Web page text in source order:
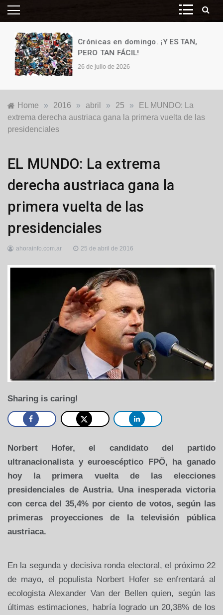
Crónicas en domingo. ¡Y ES TAN,
PERO TAN FÁCIL!
26 de julio de 2026
Home » 2016 » abril » 25 »
EL MUNDO: La
extrema derecha austriaca gana la primera vuelta de las
presidenciales
Internacionales
EL MUNDO: La extrema
derecha austriaca gana la
primera vuelta de las
presidenciales
ahorainfo.com.ar 25 de abril de 2016
Sharing is caring!
Norbert Hofer, el candidato del partido
ultranacionalista y euroescéptico FPÖ, ha ganado
hoy la primera vuelta de las elecciones
presidenciales de Austria. Una inesperada victoria
con cerca del 35,4% por ciento de votos, según las
primeras proyecciones de la televisión pública
austriaca.
En la segunda y decisiva ronda electoral, el próximo 22
de mayo, el populista Norbert Hofer se enfrentará al
ecologista Alexander Van der Bellen quien, según las
últimas estimaciones, habría logrado un 20,38% de los